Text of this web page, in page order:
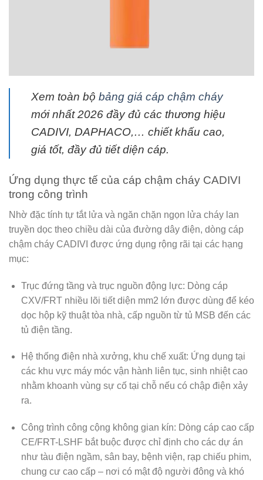
Xem toàn bộ bảng giá cáp chậm cháy
mới nhất 2026 đầy đủ các thương hiệu
CADIVI, DAPHACO,… chiết khấu cao,
giá tốt, đầy đủ tiết diện cáp.
Ứng dụng thực tế của cáp chậm cháy CADIVI
trong công trình
Nhờ đặc tính tự tắt lửa và ngăn chặn ngọn lửa cháy lan
truyền dọc theo chiều dài của đường dây điện, dòng cáp
chậm cháy CADIVI được ứng dụng rộng rãi tại các hạng
mục:
Trục đứng tầng và trục nguồn động lực: Dòng cáp
CXV/FRT nhiều lõi tiết diện mm2 lớn được dùng để kéo
dọc hộp kỹ thuật tòa nhà, cấp nguồn từ tủ MSB đến các
tủ điện tầng.
Hệ thống điện nhà xưởng, khu chế xuất: Ứng dụng tại
các khu vực máy móc vận hành liên tục, sinh nhiệt cao
nhằm khoanh vùng sự cố tại chỗ nếu có chập điện xảy
ra.
Công trình công cộng không gian kín: Dòng cáp cao cấp
CE/FRT-LSHF bắt buộc được chỉ định cho các dự án
như tàu điện ngầm, sân bay, bệnh viện, rạp chiếu phim,
chung cư cao cấp – nơi có mật độ người đông và khó